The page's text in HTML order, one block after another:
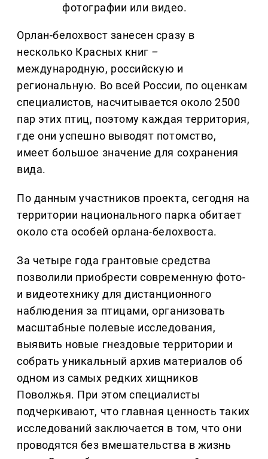
фотографии или видео.
Орлан-белохвост занесен сразу в
несколько Красных книг –
международную, российскую и
региональную. Во всей России, по оценкам
специалистов, насчитывается около 2500
пар этих птиц, поэтому каждая территория,
где они успешно выводят потомство,
имеет большое значение для сохранения
вида.
По данным участников проекта, сегодня на
территории национального парка обитает
около ста особей орлана-белохвоста.
За четыре года грантовые средства
позволили приобрести современную фото-
и видеотехнику для дистанционного
наблюдения за птицами, организовать
масштабные полевые исследования,
выявить новые гнездовые территории и
собрать уникальный архив материалов об
одном из самых редких хищников
Поволжья. При этом специалисты
подчеркивают, что главная ценность таких
исследований заключается в том, что они
проводятся без вмешательства в жизнь